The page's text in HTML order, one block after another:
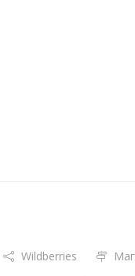
Wildberries